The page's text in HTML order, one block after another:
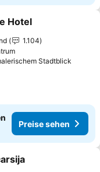
hinzufügen
Hotel
1.104
Stadtblick
Preise sehen
hinzufügen